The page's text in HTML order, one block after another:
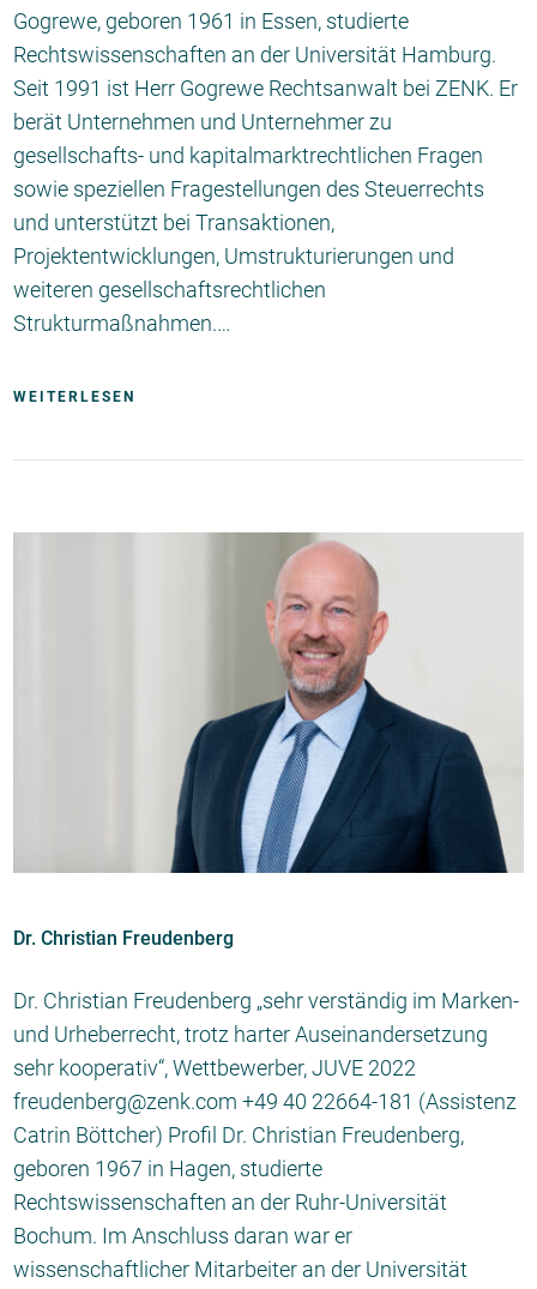
Gogrewe, geboren 1961 in Essen, studierte
Rechtswissenschaften an der Universität Hamburg.
Seit 1991 ist Herr Gogrewe Rechtsanwalt bei ZENK. Er
berät Unternehmen und Unternehmer zu
gesellschafts- und kapitalmarktrechtlichen Fragen
sowie speziellen Fragestellungen des Steuerrechts
und unterstützt bei Transaktionen,
Projektentwicklungen, Umstrukturierungen und
weiteren gesellschaftsrechtlichen
Strukturmaßnahmen.…
WEITERLESEN
Dr. Christian Freudenberg
Dr. Christian Freudenberg „sehr verständig im Marken-
und Urheberrecht, trotz harter Auseinandersetzung
sehr kooperativ“, Wettbewerber, JUVE 2022
freudenberg@zenk.com +49 40 22664-181 (Assistenz
Catrin Böttcher) Profil Dr. Christian Freudenberg,
geboren 1967 in Hagen, studierte
Rechtswissenschaften an der Ruhr-Universität
Bochum. Im Anschluss daran war er
wissenschaftlicher Mitarbeiter an der Universität